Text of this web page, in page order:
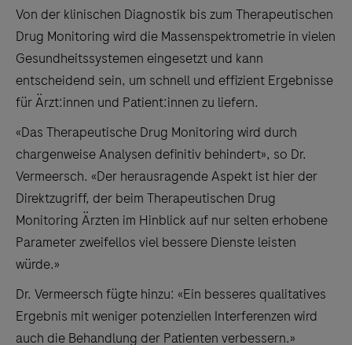
Von der klinischen Diagnostik bis zum Therapeutischen
Drug Monitoring wird die Massenspektrometrie in vielen
Gesundheitssystemen eingesetzt und kann
entscheidend sein, um schnell und effizient Ergebnisse
für Ärzt:innen und Patient:innen zu liefern.
«Das Therapeutische Drug Monitoring wird durch
chargenweise Analysen definitiv behindert», so Dr.
Vermeersch. «Der herausragende Aspekt ist hier der
Direktzugriff, der beim Therapeutischen Drug
Monitoring Ärzten im Hinblick auf nur selten erhobene
Parameter zweifellos viel bessere Dienste leisten
würde.»
Dr. Vermeersch fügte hinzu: «Ein besseres qualitatives
Ergebnis mit weniger potenziellen Interferenzen wird
auch die Behandlung der Patienten verbessern.»